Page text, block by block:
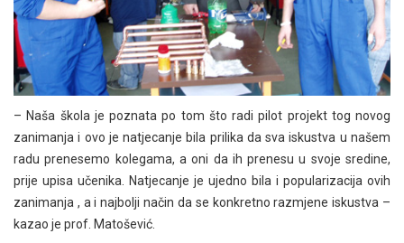
– Naša škola je poznata po tom što radi pilot projekt tog novog
zanimanja i ovo je natjecanje bila prilika da sva iskustva u našem
radu prenesemo kolegama, a oni da ih prenesu u svoje sredine,
prije upisa učenika. Natjecanje je ujedno bila i popularizacija ovih
zanimanja , a i najbolji način da se konkretno razmjene iskustva –
kazao je prof. Matošević.